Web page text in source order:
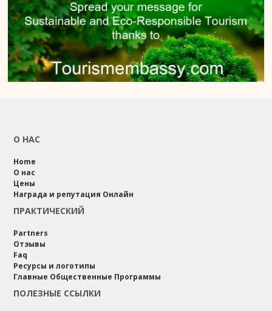
О НАС
Home
О нас
Цены
Награда и репутация Онлайн
ПРАКТИЧЕСКИЙ
Partners
Отзывы
Faq
Ресурсы и логотипы
Главные Общественные Программы
ПОЛЕЗНЫЕ ССЫЛКИ